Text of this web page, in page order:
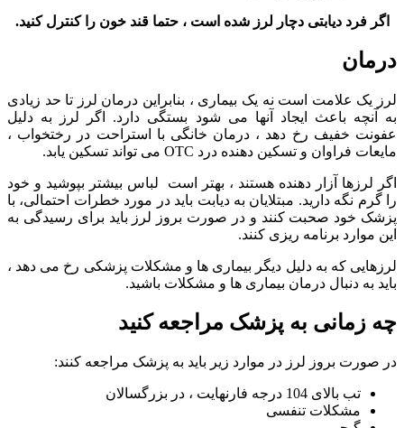
اگر فرد دیابتی دچار لرز شده است ، حتما قند خون را کنترل کنید.
درمان
لرز یک علامت است نه یک بیماری ، بنابراین درمان لرز تا حد زیادی
به آنچه باعث ایجاد آنها می شود بستگی دارد. اگر لرز به دلیل
عفونت خفیف رخ دهد ، درمان خانگی با استراحت در رختخواب ،
مایعات فراوان و تسکین دهنده درد OTC می تواند تسکین یابد.
اگر لرزها آزار دهنده هستند ، بهتر است لباس بیشتر بپوشید و خود
را گرم نگه دارید. مبتلایان به دیابت باید در مورد خطرات احتمالی، با
پزشک خود صحبت کنند و در صورت بروز لرز باید برای رسیدگی به
این موارد برنامه ریزی کنند.
لرزهایی که به دلیل دیگر بیماری ها و مشکلات پزشکی رخ می دهد ،
باید به دنبال درمان بیماری ها و مشکلات باشید.
چه زمانی به پزشک مراجعه کنید
در صورت بروز لرز در موارد زیر باید به پزشک مراجعه کنند:
تب بالای 104 درجه فارنهایت ، در بزرگسالان
مشکلات تنفسی